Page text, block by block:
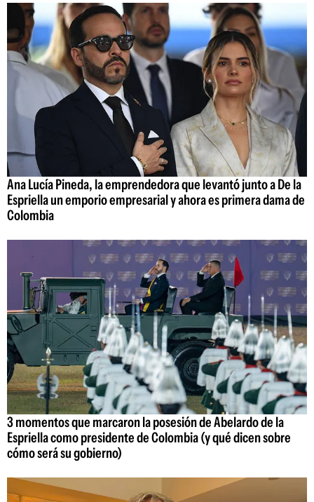
Ana Lucía Pineda, la emprendedora que levantó junto a De la
Espriella un emporio empresarial y ahora es primera dama de
Colombia
3 momentos que marcaron la posesión de Abelardo de la
Espriella como presidente de Colombia (y qué dicen sobre
cómo será su gobierno)